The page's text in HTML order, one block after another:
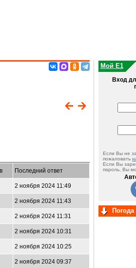
Последний ответ
2 ноября 2024 11:49
2 ноября 2024 11:43
2 ноября 2024 11:31
2 ноября 2024 10:31
2 ноября 2024 10:25
2 ноября 2024 09:37
Мой E1
Вход
Если Вы не
пожаловать
Если Вы
пароль, Вы
Погода